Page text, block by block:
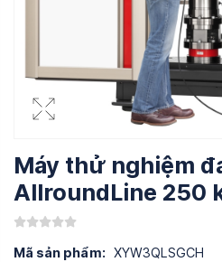
Máy thử nghiệm
AllroundLine 250
Mã sản phẩm: XYW3QLSGCH